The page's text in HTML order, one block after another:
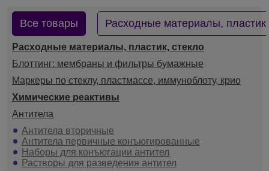
Все товары Расходные материалы,
Расходные материалы, пластик, стекло
Блоттинг: мембраны и фильтры бумажные
Маркеры по стеклу, пластмассе, иммуноблоту, крио
Химические реактивы
Антитела
Антитела вторичные
Антитела первичные конъюгированные
Наборы для конъюгации антител
Растворы для разведения антител